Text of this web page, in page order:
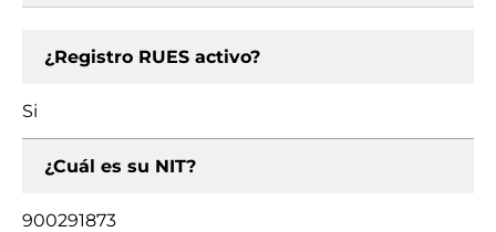
¿Registro RUES activo?
Si
¿Cuál es su NIT?
900291873